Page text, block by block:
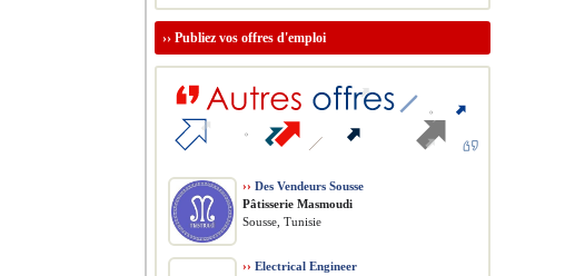
›› Publiez vos offres d'emploi
›› Des Vendeurs Sousse
Pâtisserie Masmoudi
Sousse, Tunisie
›› Electrical Engineer